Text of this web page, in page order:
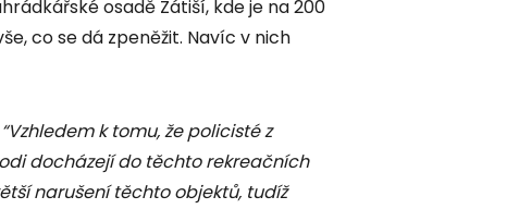
osadě Zátiší, kde je na 200
co se dá zpeněžit. Navíc v nich
k tomu, že policisté z
docházejí do těchto rekreačních
narušení těchto objektů, tudíž